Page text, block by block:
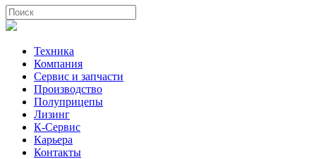
Техника
Компания
Сервис и запчасти
Производство
Полуприцепы
Лизинг
К-Сервис
Карьера
Контакты